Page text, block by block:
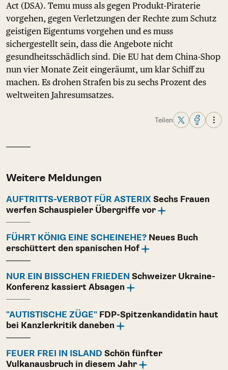
Act (DSA). Temu muss als gegen Produkt-Piraterie
vorgehen, gegen Verletzungen der Rechte zum Schutz
geistigen Eigentums vorgehen und es muss
sichergestellt sein, dass die Angebote nicht
gesundheitsschädlich sind. Die EU hat dem China-Shop
nun vier Monate Zeit eingeräumt, um klar Schiff zu
machen. Es drohen Strafen bis zu sechs Prozent des
weltweiten Jahresumsatzes.
Teilen
Weitere Meldungen
AUFTRITTS-VERBOT FÜR ASTERIX Sechs Frauen
werfen Schauspieler Übergriffe vor
FÜHRT KÖNIG EINE SCHEINEHE? Neues Buch
erschüttert den spanischen Hof
NUR EIN BISSCHEN FRIEDEN Schweizer Ukraine-
Konferenz kassiert Absagen
"AUTISTISCHE ZÜGE" FDP-Spitzenkandidatin haut
bei Kanzlerkritik daneben
FEUER FREI IN ISLAND Schön fünfter
Vulkanausbruch in diesem Jahr